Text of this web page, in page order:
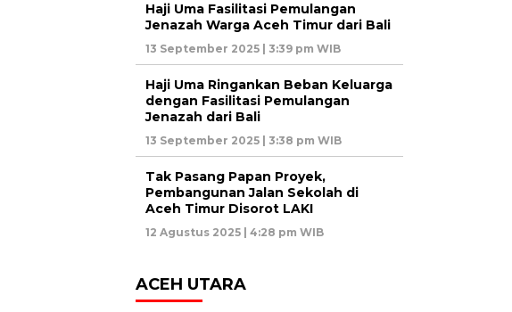
Haji Uma Fasilitasi Pemulangan
Jenazah Warga Aceh Timur dari Bali
13 September 2025 | 3:39 pm WIB
Haji Uma Ringankan Beban Keluarga
dengan Fasilitasi Pemulangan
Jenazah dari Bali
13 September 2025 | 3:38 pm WIB
Tak Pasang Papan Proyek,
Pembangunan Jalan Sekolah di
Aceh Timur Disorot LAKI
12 Agustus 2025 | 4:28 pm WIB
ACEH UTARA